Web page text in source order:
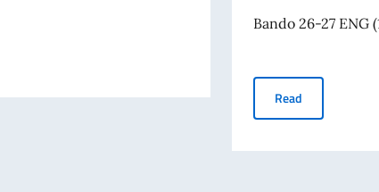
Bando 26-27 ENG
Read